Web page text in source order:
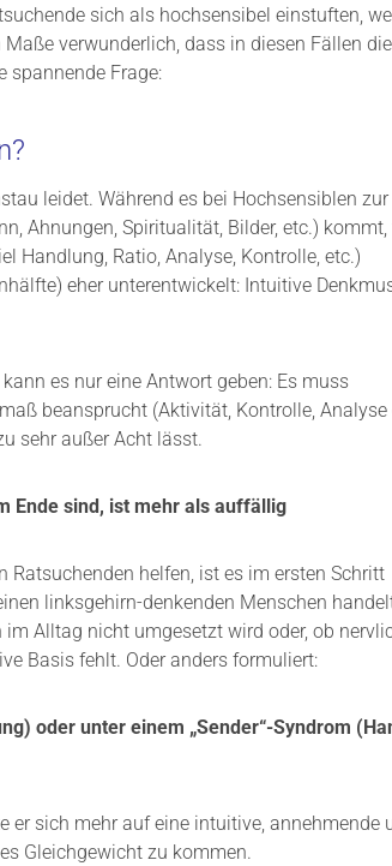
sich als hochsensibel einstuften,
verwunderlich, dass in diesen Fällen
spannende Frage:
leidet. Während es bei Hochsensiblen zur
Ahnungen, Spiritualität, Bilder, etc.)
Handlung, Ratio, Analyse, Kontrolle, etc.)
eher unterentwickelt: Intuitive
es nur eine Antwort geben: Es muss
beansprucht (Aktivität, Kontrolle, Analyse
sehr außer Acht lässt.
Ende sind, ist mehr als auffällig
Ratsuchenden helfen, ist es im ersten Schritt
linksgehirn-denkenden Menschen
Alltag nicht umgesetzt wird oder, ob
Basis fehlt. Oder anders formuliert:
oder unter einem „Sender“-Syndrom
er sich mehr auf eine intuitive, annehmende
Gleichgewicht zu kommen.